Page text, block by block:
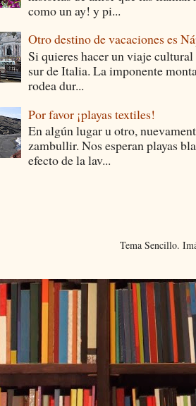
como un ay! y pi...
Otro destino de vacaciones es
Si quieres hacer un viaje
sur de Italia. La imponente
rodea dur...
Por favor ¡playas textiles!
En algún lugar u otro,
zambullir. Nos esperan playas
efecto de la lav...
Tema Sencillo.